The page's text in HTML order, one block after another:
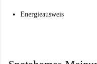
Energieausweis